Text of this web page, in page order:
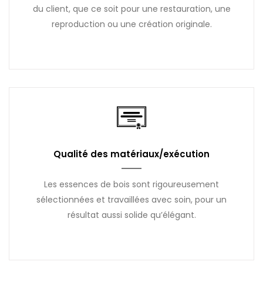
du client, que ce soit pour une restauration, une
reproduction ou une création originale.
Qualité des matériaux/exécution
Les essences de bois sont rigoureusement
sélectionnées et travaillées avec soin, pour un
résultat aussi solide qu’élégant.